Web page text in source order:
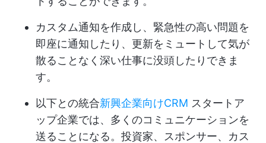
カスタム通知を作成し、緊急性の高い問題を
即座に通知したり、更新をミュートして気が
散ることなく深い仕事に没頭したりできま
す。
以下との統合新興企業向けCRM スタートア
ップ企業では、多くのコミュニケーションを
送ることになる。投資家、スポンサー、カス